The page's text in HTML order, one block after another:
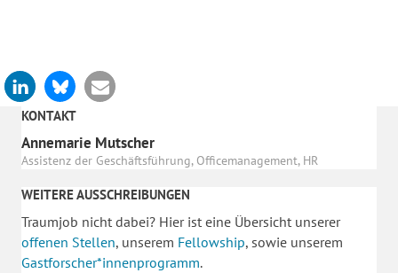
KONTAKT
Annemarie Mutscher
Assistenz der Geschäftsführung, Officemanagement, HR
WEITERE AUSSCHREIBUNGEN
Traumjob nicht dabei? Hier ist eine Übersicht unserer
offenen Stellen, unserem Fellowship, sowie unserem
Gastforscher*innenprogramm.